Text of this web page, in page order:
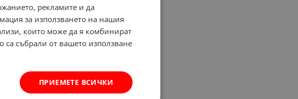
рекламите и да
за използването на нашия
които може да я комбинират
са събрали от вашето използване
ПРИЕМЕТЕ ВСИЧКИ